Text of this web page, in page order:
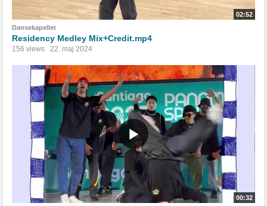
02:52
Dansekapellet
Residency Medley Mix+Credit.mp4
156 views 22. maj 2024
00:32